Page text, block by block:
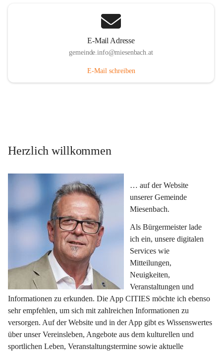
E-Mail Adresse
gemeinde.info@miesenbach.at
E-Mail schreiben
Herzlich willkommen
… auf der Website
unserer Gemeinde
Miesenbach.
Als Bürgermeister lade
ich ein, unsere digitalen
Services wie
Mitteilungen,
Neuigkeiten,
Veranstaltungen und
Informationen zu erkunden. Die App CITIES möchte ich ebenso
sehr empfehlen, um sich mit zahlreichen Informationen zu
versorgen. Auf der Website und in der App gibt es Wissenswertes
über unser Vereinsleben, Angebote aus dem kulturellen und
sportlichen Leben, Veranstaltungstermine sowie aktuelle